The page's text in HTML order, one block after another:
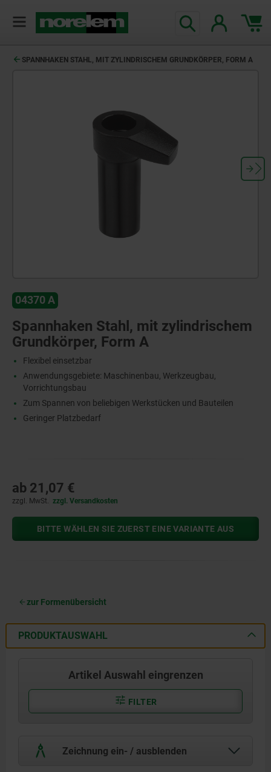
SPANNHAKEN STAHL, MIT ZYLINDRISCHEM GRUNDKÖRPER, FORM A
04370 A
Spannhaken Stahl, mit zylindrischem
Grundkörper, Form A
Flexibel einsetzbar
Anwendungsgebiete: Maschinenbau, Werkzeugbau,
Vorrichtungsbau
Zum Spannen von beliebigen Werkstücken und Bauteilen
Geringer Platzbedarf
ab 21,07 €
zzgl. MwSt. zzgl. Versandkosten
BITTE WÄHLEN SIE ZUERST EINE VARIANTE AUS
zur Formenübersicht
PRODUKTAUSWAHL
Artikel Auswahl eingrenzen
FILTER
Zeichnung ein- / ausblenden